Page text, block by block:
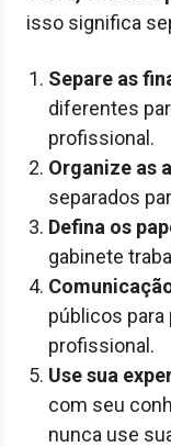
isso significa
Separe as
diferentes
profissional.
Organize as
separados
Defina os
gabinete
públicos
profissional.
Use sua
com seu
nunca use